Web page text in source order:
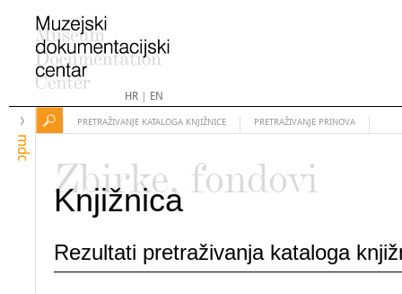
HR| EN
mdc
PRETRAŽIVANJE KATALOGA KNJIŽNICE PRETRAŽIVANJE PRINOVA
Zbirke, fondovi
Knjižnica
Rezultati pretraživanja kataloga